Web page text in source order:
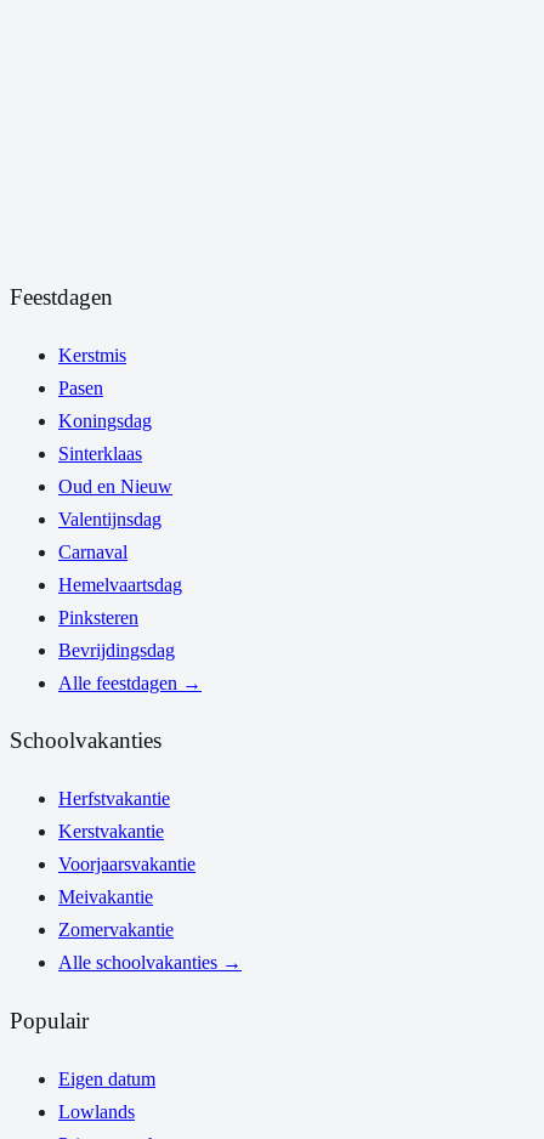
Feestdagen
Kerstmis
Pasen
Koningsdag
Sinterklaas
Oud en Nieuw
Valentijnsdag
Carnaval
Hemelvaartsdag
Pinksteren
Bevrijdingsdag
Alle feestdagen →
Schoolvakanties
Herfstvakantie
Kerstvakantie
Voorjaarsvakantie
Meivakantie
Zomervakantie
Alle schoolvakanties →
Populair
Eigen datum
Lowlands